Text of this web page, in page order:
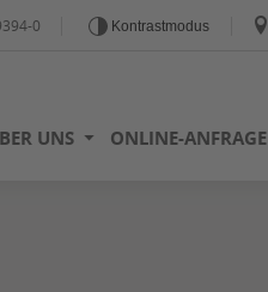
0 Kontrastmodus
UNS ONLINE-ANFRAGE